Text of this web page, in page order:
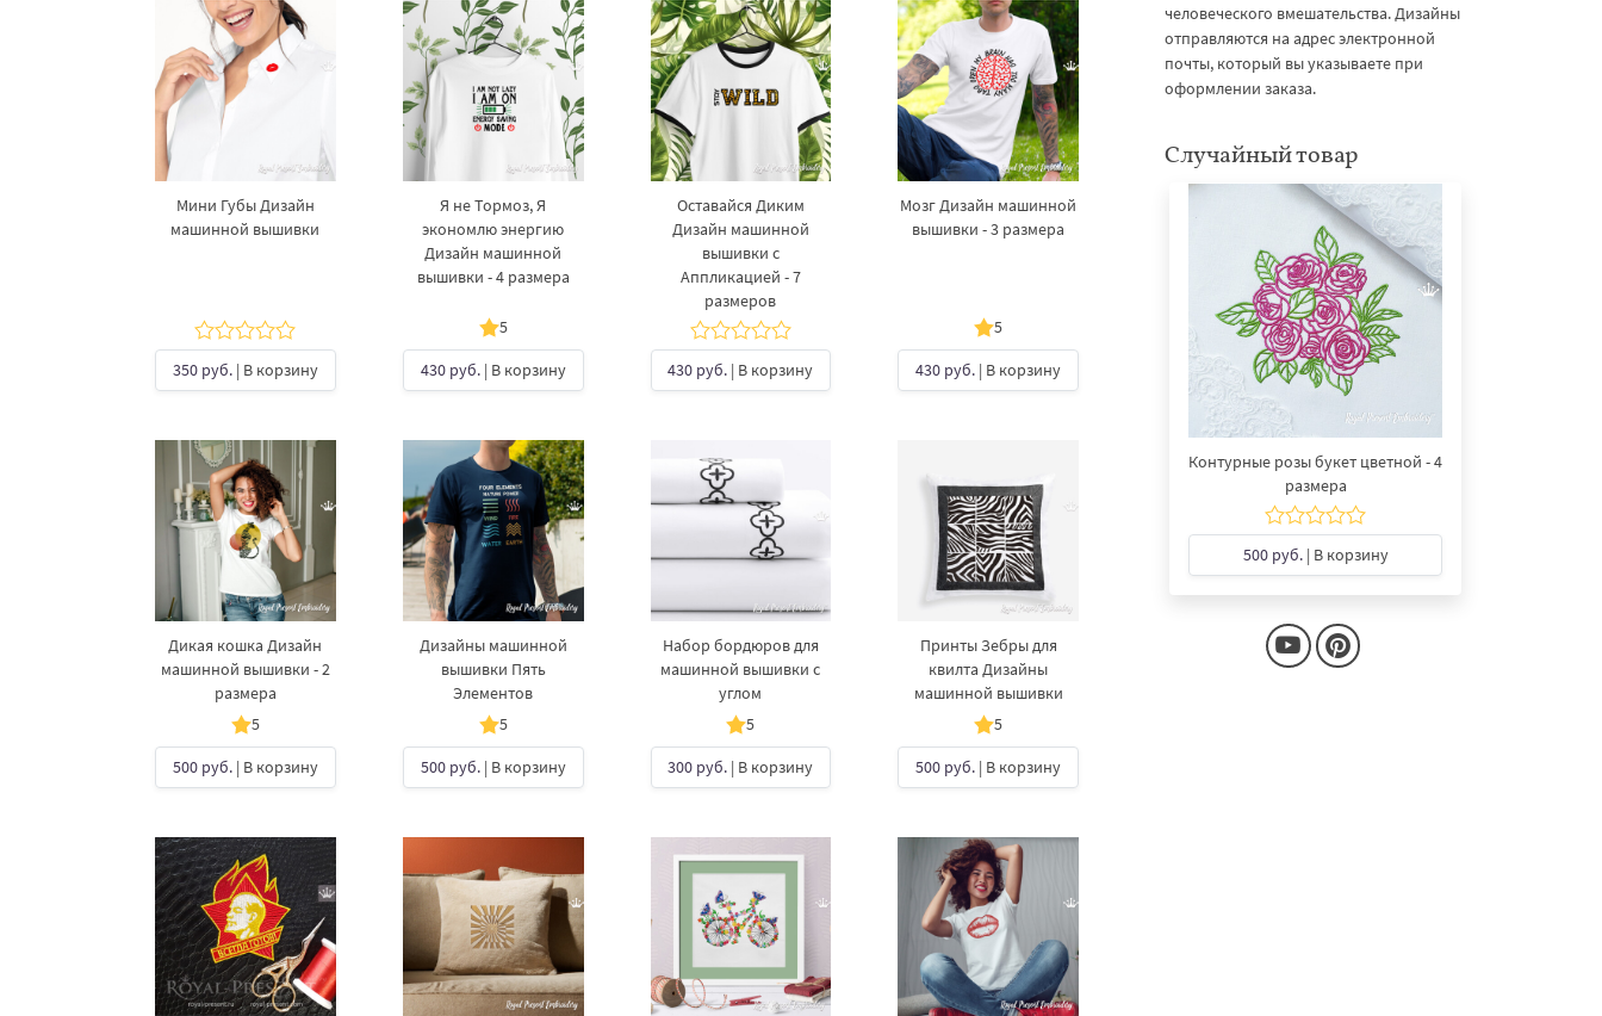
Мини Губы Дизайн
машинной вышивки
350 руб.| В корзину
Я не Тормоз, Я
экономлю энергию
Дизайн машинной
вышивки - 4 размера
5
430 руб.| В корзину
Оставайся Диким
Дизайн машинной
вышивки с
Аппликацией - 7
размеров
430 руб. | В корзину
Мозг Дизайн машинной
вышивки - 3 размера
5
430 руб. | В корзину
Дикая кошка Дизайн
машинной вышивки - 2
размера
5
500 руб.| В корзину
Дизайны машинной
вышивки Пять
Элементов
5
500 руб.| В корзину
Набор бордюров для
машинной вышивки с
углом
5
300 руб. | В корзину
Принты Зебры для
квилта Дизайны
машинной вышивки
5
500 руб. | В корзину
человеческого вмешательства. Дизайны
отправляются на адрес электронной
почты, который вы указываете при
оформлении заказа.
Случайный товар
Контурные розы букет цветной - 4
размера
500 руб.| В корзину